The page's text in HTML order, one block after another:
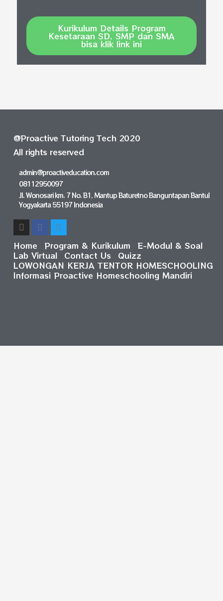
Kurikulum Details Program
Kesetaraan SD, SMP dan SMA
bisa klik link ini
Home Program & Kurikulum
E-Modul & Soal
Lab Virtual
Contact Us
Quizz
LOWONGAN KERJA TENTOR HOMESCHOOLING
Informasi Proactive Homeschooling Mandiri
admin@proactiveducation.com
08112950097
Jl. Wonosari km. 7 No. B1, Mantup Baturetno Banguntapan Bantul
Yogyakarta 55197 Indonesia
@Proactive Tutoring Tech 2020
All rights reserved